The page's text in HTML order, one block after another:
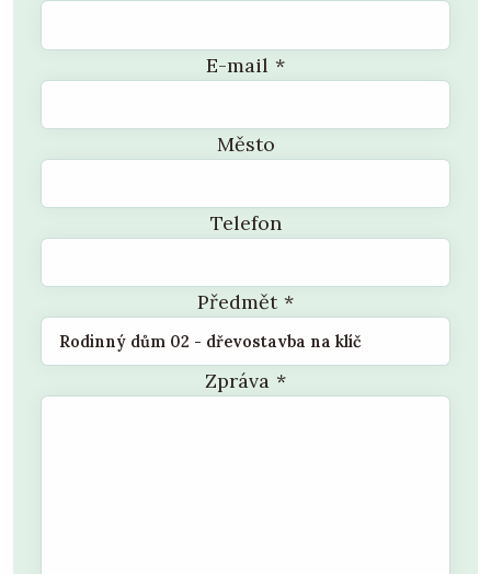
E-mail *
Město
Telefon
Předmět*
Zpráva *